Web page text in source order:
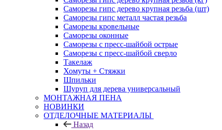
Саморезы гипс дерево крупная резьба (шт)
Саморезы гипс металл частая резьба
Саморезы кровельные
Саморезы оконные
Саморезы с пресс-шайбой острые
Саморезы с пресс-шайбой сверло
Такелаж
Хомуты + Стяжки
Шпильки
Шуруп для дерева универсальный
МОНТАЖНАЯ ПЕНА
НОВИНКИ
ОТДЕЛОЧНЫЕ МАТЕРИАЛЫ
Назад